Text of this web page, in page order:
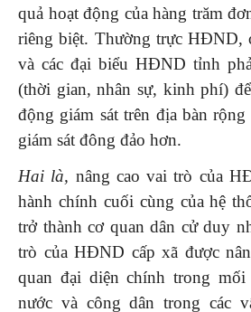
quả hoạt động của hàng trăm
riêng biệt. Thường trực HĐND,
và các đại biểu HĐND tỉnh
(thời gian, nhân sự, kinh phí)
động giám sát trên địa bàn
giám sát đông đảo hơn.
Hai là, nâng cao vai trò của
hành chính cuối cùng của hệ
trở thành cơ quan dân cử duy
trò của HĐND cấp xã được
quan đại diện chính trong mối
nước và công dân trong các